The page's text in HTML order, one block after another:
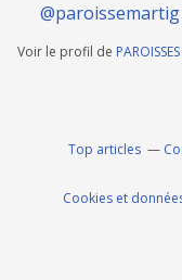
Voir le profil de
Top articles
Cookies et